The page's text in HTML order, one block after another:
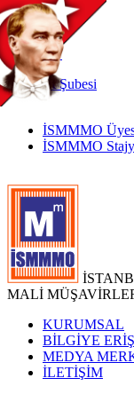
TR
|
EN
İnternetŞubesi
İSMMMO
İSMMMO
MALİ
KURUMSAL
BİLGİYE
MEDYA
İLETİŞİM